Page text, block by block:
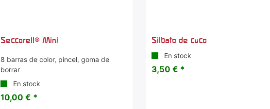
Seccorell® Mini
8 barras de color, pincel, goma de
borrar
En stock
10,00 € *
Silbato de cuco
En stock
3,50 € *